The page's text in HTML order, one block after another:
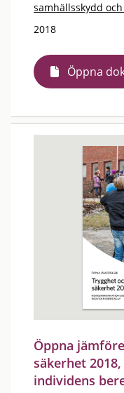
samhällsskydd
2018
Öppna
Öppna
säkerhet
individens